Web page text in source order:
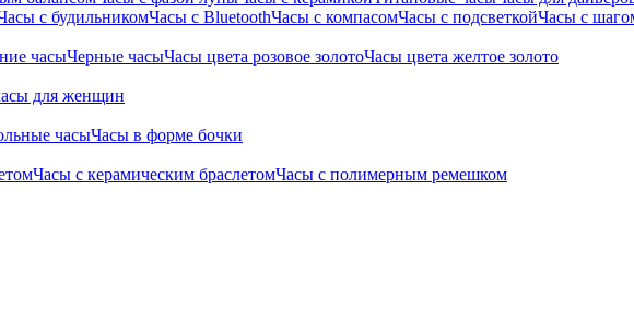
с будильникомЧасы с BluetoothЧасы с компасомЧасы с подсветкойЧасы с
часыЧерные часыЧасы цвета розовое золотоЧасы цвета желтое золото
для женщин
часыЧасы в форме бочки
Часы с керамическим браслетомЧасы с полимерным ремешком